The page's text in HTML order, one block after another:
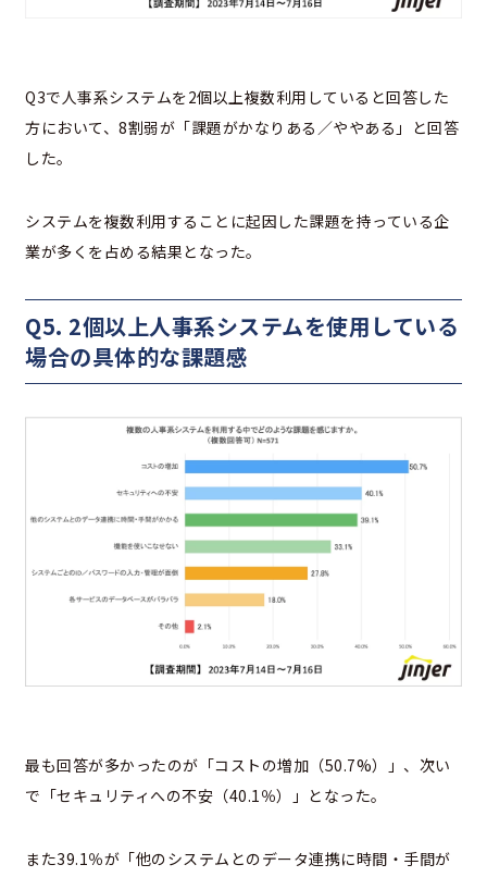
Q3で人事系システムを2個以上複数利用していると回答した
方において、8割弱が「課題がかなりある／ややある」と回答
した。
システムを複数利用することに起因した課題を持っている企
業が多くを占める結果となった。
Q5. 2個以上人事系システムを使用している
場合の具体的な課題感
最も回答が多かったのが「コストの増加（50.7%）」、次い
で「セキュリティへの不安（40.1％）」となった。
また39.1％が「​​他のシステムとのデータ連携に時間・手間が